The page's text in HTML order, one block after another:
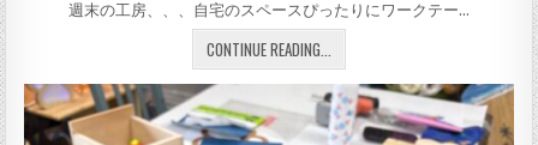
週末の工房、、、自宅のスペースぴったりにワークテー…
CONTINUE READING... 自宅のスペースぴったりに